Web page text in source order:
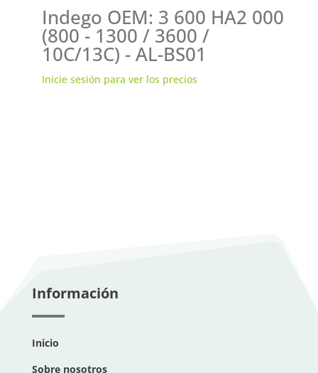
Indego OEM: 3 600 HA2 000
(800 - 1300 / 3600 /
10C/13C) - AL-BS01
Inicie sesión para ver los precios
Información
Inicio
Sobre nosotros